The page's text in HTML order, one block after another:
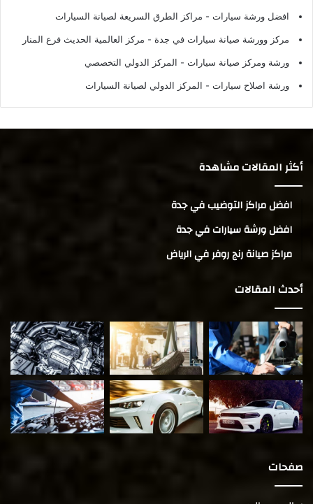
افضل ورشة سيارات - مراكز الطرق السريعة لصيانة السيارات
مركز وورشة صيانة سيارات في جدة - مركز العالمية الحديث فرع المنار
ورشة ومركز صيانة سيارات - المركز الدولي التخصصي
ورشة اصلاح سيارات - المركز الدولي لصيانة السيارات
أكثر المقالات مشاهدة
افضل مراكز التوضيب في جدة
افضل ورشة سيارات في جدة
مراكز صيانة رنج روفر في الرياض
أحدث المقالات
صفحات